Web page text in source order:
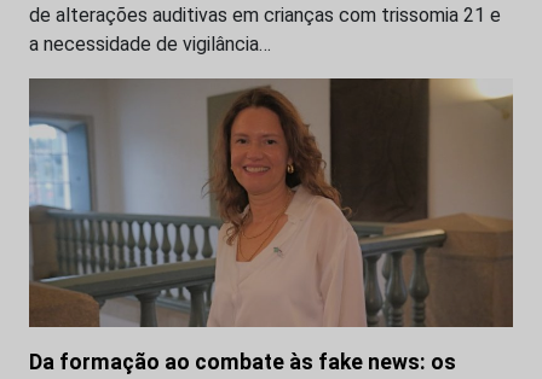
de alterações auditivas em crianças com trissomia 21 e
a necessidade de vigilância…
Da formação ao combate às fake news: os